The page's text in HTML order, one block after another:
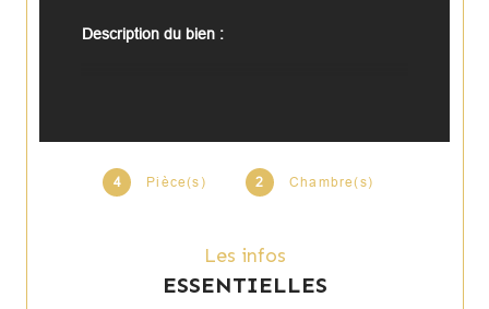
4 Pièce(s) 2 Chambre(s)
Les infos
ESSENTIELLES
Description du bien :
chaussée, Séjour lumineux avec salon et salle
Possibilité de construction d’un
garage ou d’un carport. Jardin avec terrasse.